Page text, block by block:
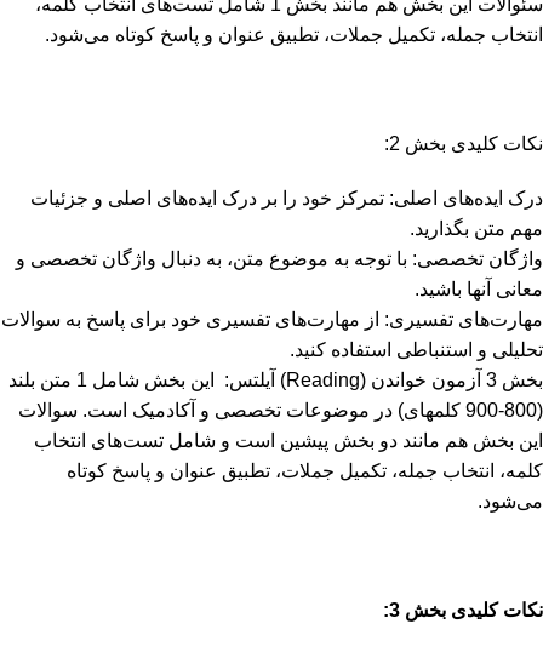
انتخاب جمله، تکمیل جملات، تطبیق عنوان و پاسخ کوتاه می‌شود.
نکات کلیدی بخش 2:
درک ایده‌های اصلی: تمرکز خود را بر درک ایده‌های اصلی و جزئیات
مهم متن بگذارید.
واژگان تخصصی: با توجه به موضوع متن، به دنبال واژگان تخصصی و
معانی آنها باشید.
مهارت‌های تفسیری: از مهارت‌های تفسیری خود برای پاسخ به سوالات
تحلیلی و استنباطی استفاده کنید.
بخش 3 آزمون خواندن (Reading) آیلتس: این بخش شامل 1 متن بلند
(800-900 کلمه­ای) در موضوعات تخصصی و آکادمیک است. سوالات
این بخش هم مانند دو بخش پیشین است و شامل تست‌های انتخاب
کلمه، انتخاب جمله، تکمیل جملات، تطبیق عنوان و پاسخ کوتاه
می‌شود.
نکات کلیدی بخش 3: